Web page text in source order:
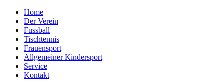
Home
Der Verein
Fussball
Tischtennis
Frauensport
Allgemeiner Kindersport
Service
Kontakt